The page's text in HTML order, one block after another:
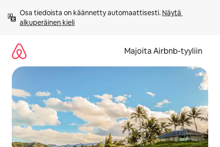
sisältö
väliin
Osa tiedoista on käännetty automaattisesti. Näytä
alkuperäinen kieli
Majoita Airbnb-tyyliin